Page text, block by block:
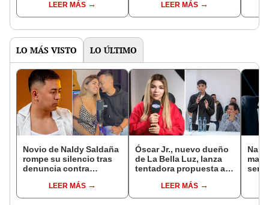
"Cuando es a beneficio
de él..."
LEER MÁS
presuntos
delincuentes: "Si
LEER MÁS
LO MÁS VISTO LO ÚLTIMO
Novio de Naldy Saldaña
rompe su silencio tras
denuncia contra
Luz: "Tiene todo mi
apoyo"
LEER MÁS
Óscar Jr., nuevo dueño
de La Bella Luz, lanza
tentadora propuesta a
denuncia por
tocamientos: “Va a
LEER MÁS